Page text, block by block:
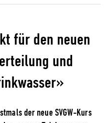
für den neuen
und
der neue SVGW-Kurs